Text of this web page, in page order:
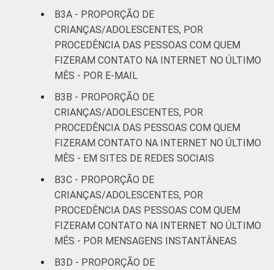
B3A - PROPORÇÃO DE
CRIANÇAS/ADOLESCENTES, POR
PROCEDÊNCIA DAS PESSOAS COM QUEM
FIZERAM CONTATO NA INTERNET NO ÚLTIMO
MÊS - POR E-MAIL
B3B - PROPORÇÃO DE
CRIANÇAS/ADOLESCENTES, POR
PROCEDÊNCIA DAS PESSOAS COM QUEM
FIZERAM CONTATO NA INTERNET NO ÚLTIMO
MÊS - EM SITES DE REDES SOCIAIS
B3C - PROPORÇÃO DE
CRIANÇAS/ADOLESCENTES, POR
PROCEDÊNCIA DAS PESSOAS COM QUEM
FIZERAM CONTATO NA INTERNET NO ÚLTIMO
MÊS - POR MENSAGENS INSTANTÂNEAS
B3D - PROPORÇÃO DE